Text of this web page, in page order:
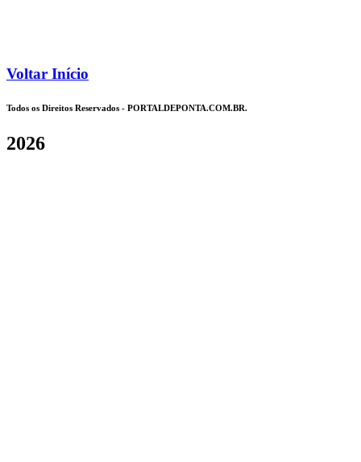
Voltar Início
Todos os Direitos Reservados - PORTALDEPONTA.COM.BR.
2026